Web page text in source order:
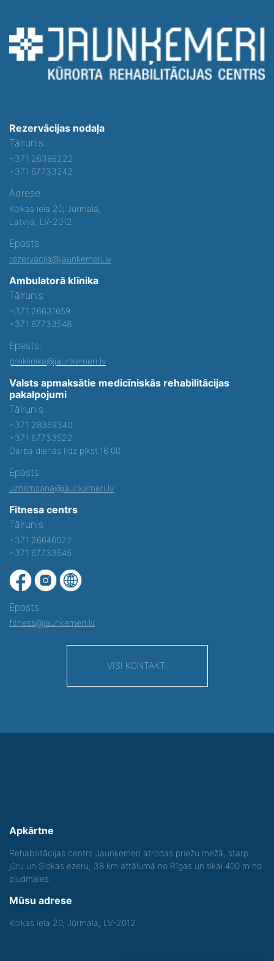
Rezervācijas nodaļa
Tālrunis:
+371 26386222
+371 67733242
Adrese:
Kolkas iela 20, Jūrmalā,
Latvijā, LV-2012
Epasts:
rezervacija@jaunkemeri.lv
Ambulatorā klīnika
Tālrunis:
+371 26631659
+371 67733548
Epasts:
poliklinika@jaunkemeri.lv
Valsts apmaksātie medicīniskās rehabilitācijas
pakalpojumi
Tālrunis:
+371 28369340
+371 67733522
Darba dienās līdz plkst.16:00
Epasts:
uznemsana@jaunkemeri.lv
Fitnesa centrs
Tālrunis:
+371 26646022
+371 67733545
Epasts:
fitness@jaunkemeri.lv
VISI KONTAKTI
Apkārtne
Rehabilitācijas centrs Jaunķemeri atrodas priežu mežā, starp
jūru un Slokas ezeru, 38 km attālumā no Rīgas un tikai 400 m no
pludmales.
Mūsu adrese
Kolkas iela 20, Jūrmala, LV-2012